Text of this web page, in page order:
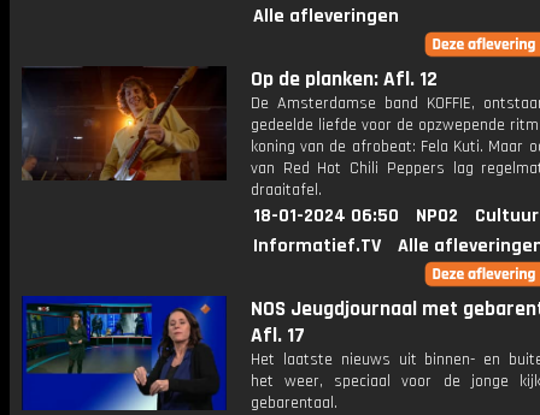
Alle afleveringen
Op de planken: Afl. 12
De Amsterdamse band KOFFIE,
gedeelde liefde voor de opzwepende
koning van de afrobeat: Fela Kuti. Maar
van Red Hot Chili Peppers lag
draaitafel.
18-01-2024 06:50 NPO2
Informatief.TV
Alle
NOS Jeugdjournaal met
Afl. 17
Het laatste nieuws uit binnen- en
het weer, speciaal voor de jonge
gebarentaal.